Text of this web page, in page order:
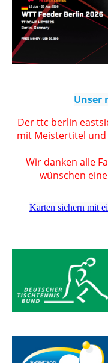
Unser
Der ttc berlin
mit Meistertitel und
Wir danken alle
wünschen
Karten sichern mit